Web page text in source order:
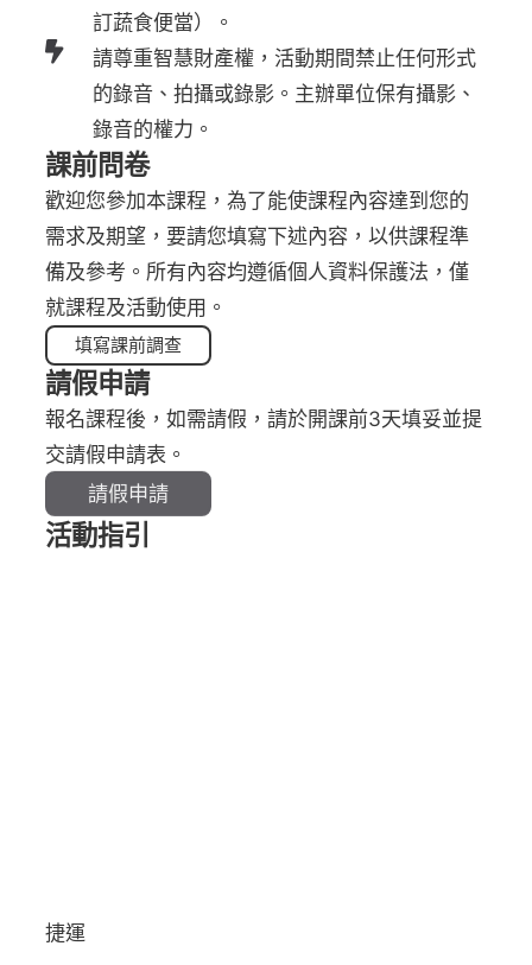
訂蔬食便當）。
請尊重智慧財產權，活動期間禁止任何形式
的錄音、拍攝或錄影。主辦單位保有攝影、
錄音的權力。
課前問卷
歡迎您參加本課程，為了能使課程內容達到您的
需求及期望，要請您填寫下述內容，以供課程準
備及參考。所有內容均遵循個人資料保護法，僅
就課程及活動使用。
填寫課前調查
請假申請
報名課程後，如需請假，請於開課前3天填妥並提
交請假申請表。
請假申請
活動指引
捷運